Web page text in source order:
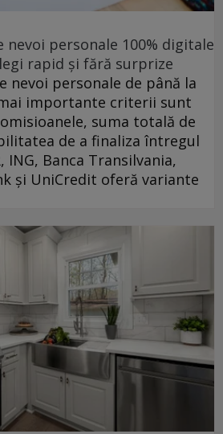
nevoi personale 100% digitale
rapid și fără surprize
nevoi personale de până la
importante criterii sunt
suma totală de
de a finaliza întregul
ING, Banca Transilvania,
și UniCredit oferă variante